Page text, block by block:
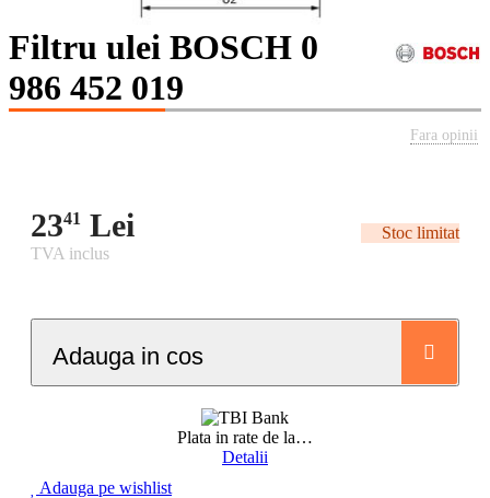
Filtru ulei BOSCH 0
986 452 019
Fara opinii
2341 Lei
Stoc limitat
TVA inclus
Adauga in cos
Plata in rate de la…
Detalii
Adauga pe wishlist